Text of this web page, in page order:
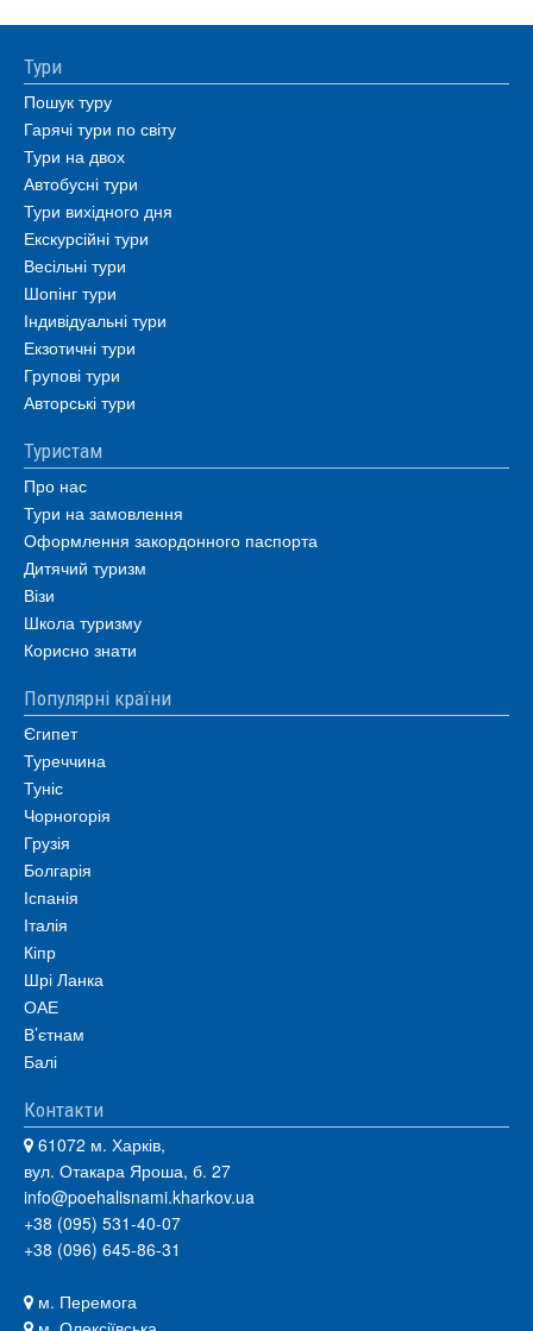
Тури
Пошук туру
Гарячі тури по світу
Тури на двох
Автобусні тури
Тури вихідного дня
Екскурсійні тури
Весільні тури
Шопінг тури
Індивідуальні тури
Екзотичні тури
Групові тури
Авторські тури
Туристам
Про нас
Тури на замовлення
Оформлення закордонного паспорта
Дитячий туризм
Візи
Школа туризму
Корисно знати
Популярні країни
Єгипет
Туреччина
Туніс
Чорногорія
Грузія
Болгарія
Іспанія
Італія
Кіпр
Шрі Ланка
ОАЕ
В’єтнам
Балі
Контакти
61072 м. Харків,
вул. Отакара Яроша, б. 27
info@poehalisnami.kharkov.ua
+38 (095) 531-40-07
+38 (096) 645-86-31
м. Перемога